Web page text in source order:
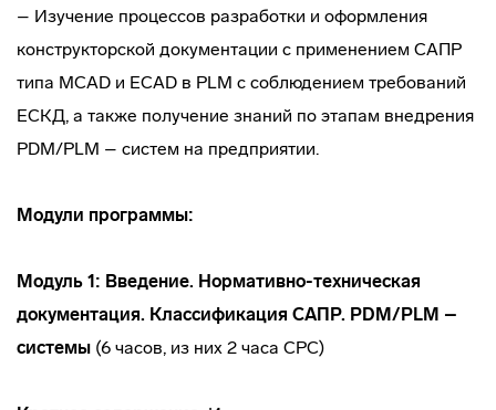
– Изучение процессов разработки и оформления
конструкторской документации с применением САПР
типа MCAD и ECAD в PLM с соблюдением требований
ЕСКД, а также получение знаний по этапам внедрения
PDM/PLM – систем на предприятии.
Модули программы:
Модуль 1: Введение. Нормативно-техническая
документация. Классификация САПР. PDM/PLM –
системы (6 часов, из них 2 часа СРС)